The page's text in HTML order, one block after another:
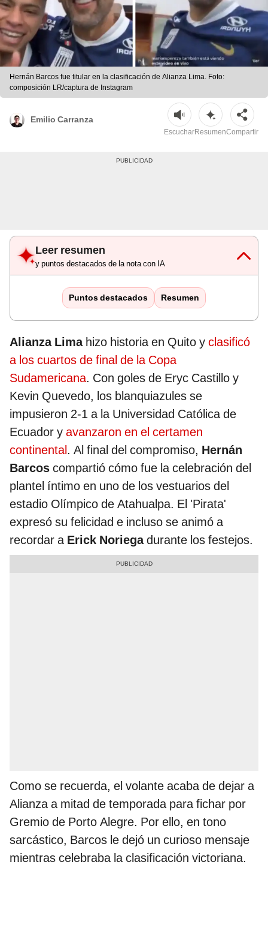
Hernán Barcos fue titular en la clasificación de Alianza Lima. Foto:
composición LR/captura de Instagram
Emilio Carranza
EscucharResumenCompartir
Leer resumen
y puntos destacados de la nota con IA
Puntos destacados Resumen
Alianza Limahizo historia en Quito y clasificó
a los cuartos de final de la Copa
Sudamericana. Con goles de Eryc Castillo y
Kevin Quevedo, los blanquiazules se
impusieron 2-1 a la Universidad Católica de
Ecuador y avanzaron en el certamen
continental. Al final del compromiso, Hernán
Barcos compartió cómo fue la celebración del
plantel íntimo en uno de los vestuarios del
estadio Olímpico de Atahualpa. El 'Pirata'
expresó su felicidad e incluso se animó a
recordar a Erick Noriegadurante los festejos.
Como se recuerda, el volante acaba de dejar a
Alianza a mitad de temporada para fichar por
Gremio de Porto Alegre. Por ello, en tono
sarcástico, Barcos le dejó un curioso mensaje
mientras celebraba la clasificación victoriana.